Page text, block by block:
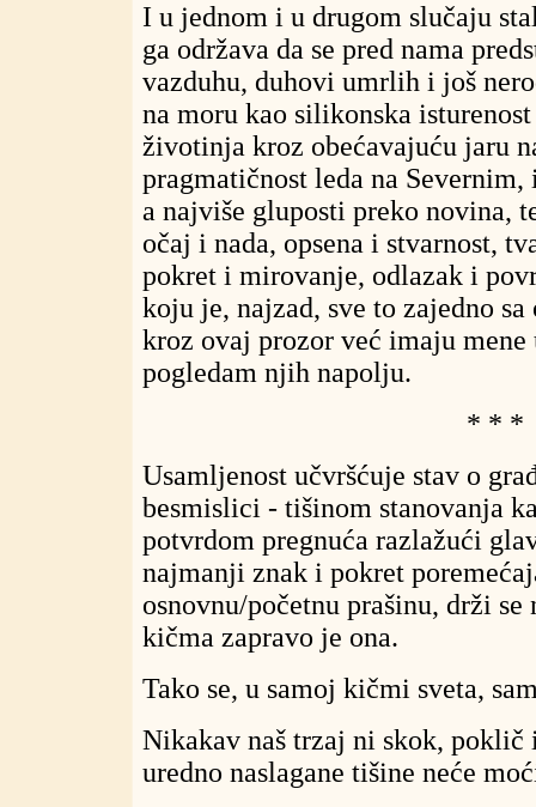
I u jednom i u drugom slučaju
ga održava da se pred nama
vazduhu, duhovi umrlih i još
na moru kao silikonska
životinja kroz obećavajuću jaru
pragmatičnost leda na Severnim,
a najviše gluposti preko novina,
očaj i nada, opsena i stvarnost,
pokret i mirovanje, odlazak i
koju je, najzad, sve to zajedno
kroz ovaj prozor već imaju mene
pogledam njih napolju.
* * *
Usamljenost učvršćuje stav o
besmislici - tišinom stanovanja
potvrdom pregnuća razlažući
najmanji znak i pokret
osnovnu/početnu prašinu, drži
kičma zapravo je ona.
Tako se, u samoj kičmi sveta,
Nikakav naš trzaj ni skok, poklič
uredno naslagane tišine neće